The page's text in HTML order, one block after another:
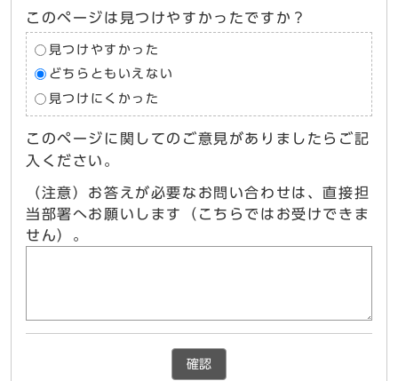
このページは見つけやすかったですか？
見つけやすかった
どちらともいえない
見つけにくかった
このページに関してのご意見がありましたらご記
入ください。
（注意）お答えが必要なお問い合わせは、直接担
当部署へお願いします（こちらではお受けできま
せん）。
確認